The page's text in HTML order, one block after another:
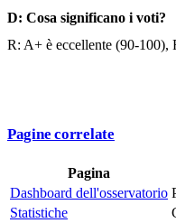
D: Cosa significano i voti?
R: A+ è eccellente (90-100),
Pagine correlate
Pagina
Dashboard dell'osservatorio
Statistiche